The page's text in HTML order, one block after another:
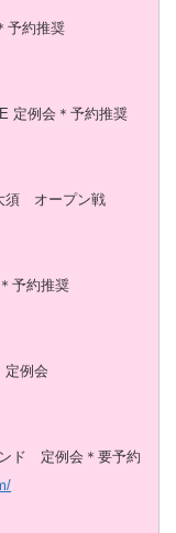
予約推奨
定例会＊予約推奨
須 オープン戦
予約推奨
定例会
ンド 定例会＊要予約